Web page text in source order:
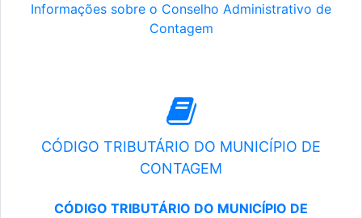
Informações sobre o Conselho Administrativo de
Contagem
CÓDIGO TRIBUTÁRIO DO MUNICÍPIO DE
CONTAGEM
CÓDIGO TRIBUTÁRIO DO MUNICÍPIO DE